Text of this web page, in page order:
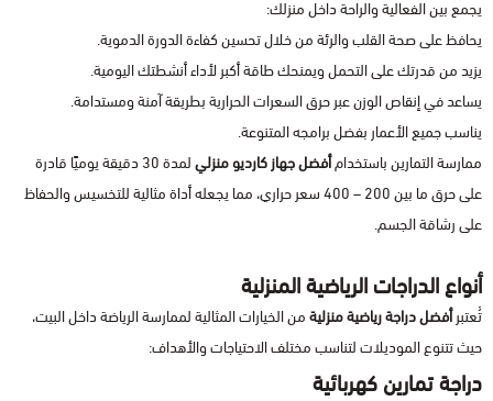
يجمع بين الفعالية والراحة داخل منزلك:
يحافظ على صحة القلب والرئة من خلال تحسين كفاءة الدورة الدموية.
يزيد من قدرتك على التحمل ويمنحك طاقة أكبر لأداء أنشطتك اليومية.
يساعد في إنقاص الوزن عبر حرق السعرات الحرارية بطريقة آمنة ومستدامة.
يناسب جميع الأعمار بفضل برامجه المتنوعة.
ممارسة التمارين باستخدامأفضل جهاز كارديو منزلي
لمدة 30 دقيقة يوميًا قادرة
على حرق ما بين 200 – 400 سعر حراري، مما يجعله أداة مثالية للتخسيس والحفاظ
على رشاقة الجسم.
أنواع الدراجات الرياضية المنزلية
تُعتبرأفضل دراجة رياضية منزليةمن الخيارات المثالية لممارسة الرياضة داخل البيت،
حيث تتنوع الموديلات لتناسب مختلف الاحتياجات والأهداف:
دراجة تمارين كهربائية